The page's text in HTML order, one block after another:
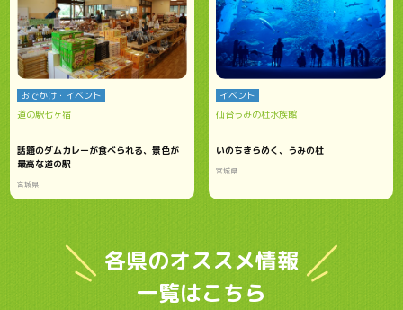
おでかけ・イベント
道の駅七ヶ宿
話題のダムカレーが食べられる、景色が
最高な道の駅
宮城県
イベント
仙台うみの杜水族館
いのちきらめく、うみの杜
宮城県
各県のオススメ情報
一覧はこちら